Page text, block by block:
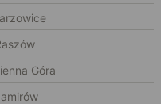
Góra